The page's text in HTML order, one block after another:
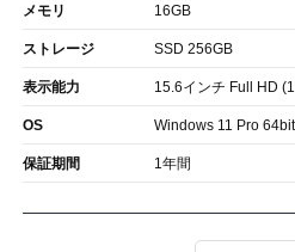
メモリ 16GB
ストレージ SSD 256GB
表示能力 15.6インチ Full HD
OS Windows 11 Pro 64bit
保証期間 1年間